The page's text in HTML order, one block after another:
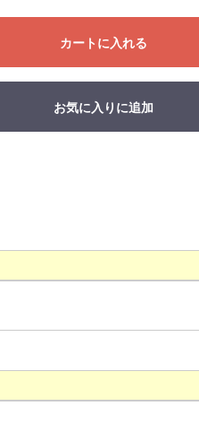
カートに入れる
お気に入りに追加